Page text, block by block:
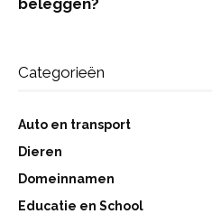
Categorieën
Auto en transport
Dieren
Domeinnamen
Educatie en School